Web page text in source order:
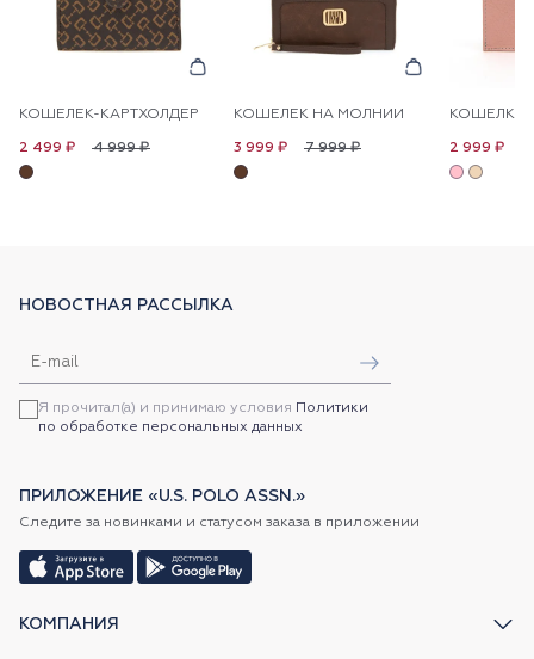
КОШЕЛЕК-КАРТХОЛДЕР
4 999 ₽
2 499 ₽
КОШЕЛЕК НА МОЛНИИ
7 999 ₽
3 999 ₽
КОШЕЛК-
2 999 ₽
КОМПАНИЯ
НОВОСТНАЯ РАССЫЛКА
Я прочитал(а) и принимаю условия Политики
по обработке персональных данных
ПРИЛОЖЕНИЕ «U.S. POLO ASSN.»
Следите за новинками и статусом заказа в приложении